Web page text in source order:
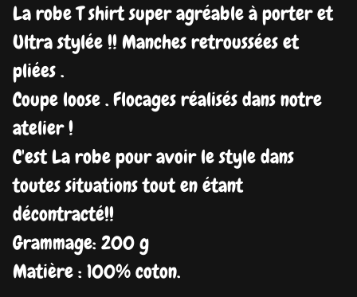
La robe T shirt super agréable à porter et
Ultra stylée !! Manches retroussées et
pliées .
Coupe loose . Flocages réalisés dans notre
atelier !
C'est La robe pour avoir le style dans
toutes situations tout en étant
décontracté!!
Grammage: 200 g
Matière : 100% coton.